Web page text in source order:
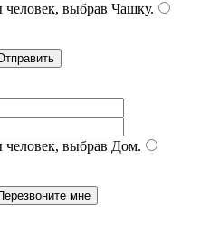
выбрав Чашку.
выбрав Дом.